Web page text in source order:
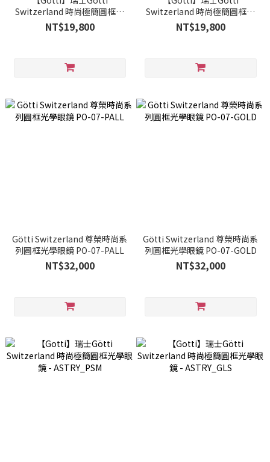
Switzerland 時尚極簡圓框光
學眼鏡 - LINO-DBM
NT$19,800
Switzerland 時尚極簡圓框光
學眼鏡 - LINO-BLKM
NT$19,800
Götti Switzerland 尊榮時尚系
列圓框光學眼鏡 PO-07-PALL
NT$32,000
Götti Switzerland 尊榮時尚系
列圓框光學眼鏡 PO-07-GOLD
NT$32,000